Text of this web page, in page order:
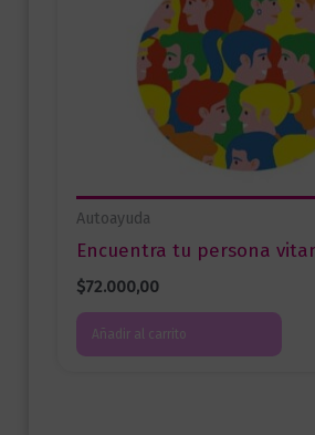
Autoayuda
Encuentra tu persona
$72.000,00
Añadir al carrito